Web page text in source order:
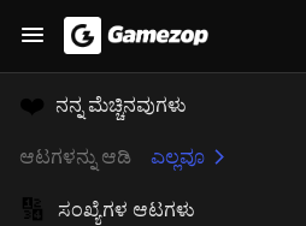
❤️ ನನ್ನ ಮೆಚ್ಚಿನವುಗಳು
ಆಟಗಳನ್ನು ಆಡಿ ಎಲ್ಲವೂ
🔢 ಸಂಖ್ಯೆಗಳ ಆಟಗಳು